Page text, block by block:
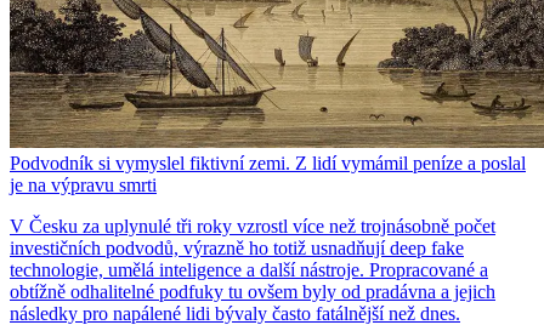
Podvodník si vymyslel fiktivní zemi. Z lidí vymámil peníze a poslal
je na výpravu smrti
V Česku za uplynulé tři roky vzrostl více než trojnásobně počet
investičních podvodů, výrazně ho totiž usnadňují deep fake
technologie, umělá inteligence a další nástroje. Propracované a
obtížně odhalitelné podfuky tu ovšem byly od pradávna a jejich
následky pro napálené lidi bývaly často fatálnější než dnes.